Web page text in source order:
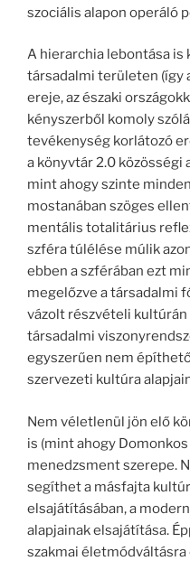
szociális alapon operáló
A hierarchia lebontása is
társadalmi területen (így
ereje, az északi
kényszerből komoly
tevékenység korlátozó
a könyvtár 2.0
mint ahogy szinte
mostanában szöges
mentális totalitárius
szféra túlélése múlik
ebben a szférában ezt
megelőzve a társadalmi
vázolt részvételi
társadalmi
egyszerűen nem
szervezeti kultúra
Nem véletlenül jön elő
is (mint ahogy
menedzsment szerepe.
segíthet a másfajta
elsajátításában, a
alapjainak elsajátítása.
szakmai életmódváltásra